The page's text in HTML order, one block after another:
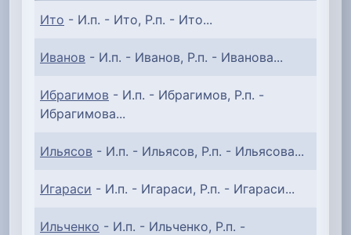
Ито - И.п. - Ито, Р.п. - Ито...
Иванов - И.п. - Иванов, Р.п. - Иванова...
Ибрагимов - И.п. - Ибрагимов, Р.п. -
Ибрагимова...
Ильясов - И.п. - Ильясов, Р.п. - Ильясова...
Игараси - И.п. - Игараси, Р.п. - Игараси...
Ильченко - И.п. - Ильченко, Р.п. -